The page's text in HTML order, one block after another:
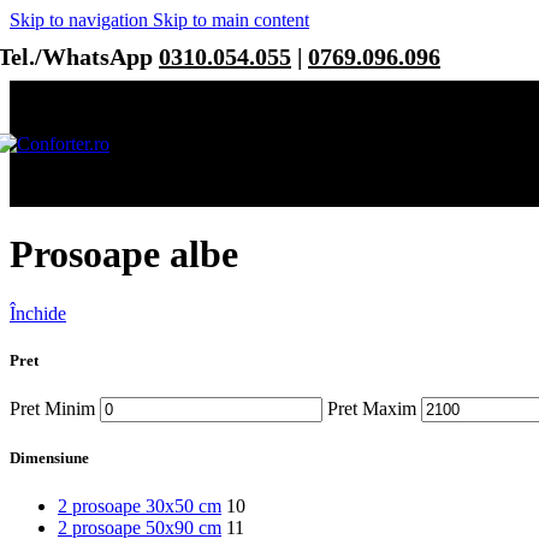
Skip to navigation Skip to main content
WhatsApp 0310.054.055 | 0769.096.096
Prosoape albe
Închide
Pret
Pret Minim Pret Maxim
Dimensiune
2 prosoape 30x50 cm 10
2 prosoape 50x90 cm 11